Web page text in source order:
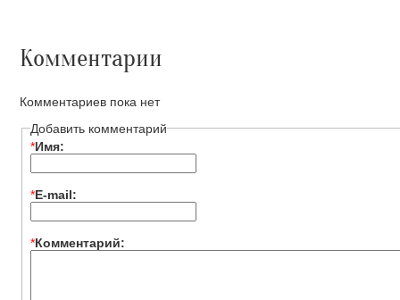
Комментарии
Комментариев пока нет
Добавить комментарий
*Имя:
*E-mail:
*Комментарий: